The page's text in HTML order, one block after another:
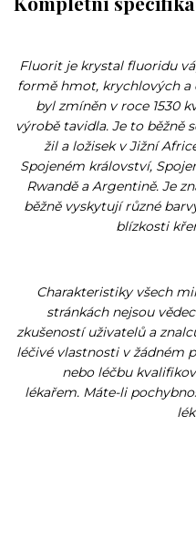
Fluorit je krystal fluoridu
formě hmot, krychlových a
byl zmíněn v roce 1530
výrobě tavidla. Je to běžně
žil a ložisek v Jižní
Spojeném království,
Rwandě a Argentině. Je
běžně vyskytují různé
blízkosti
Charakteristiky všech
stránkách nejsou
zkušeností uživatelů a
léčivé vlastnosti v žádném
nebo léčbu
lékařem. Máte-li